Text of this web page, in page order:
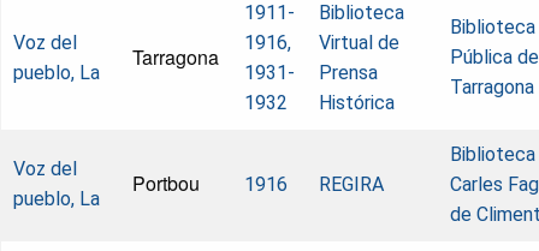
Voz del
pueblo, La
Tarragona
1911-
1916,
1931-
1932
Biblioteca
Virtual de
Prensa
Histórica
Biblioteca
Pública de
Tarragona
Voz del
pueblo, La
Portbou 1916 REGIRA
Biblioteca
Carles
de